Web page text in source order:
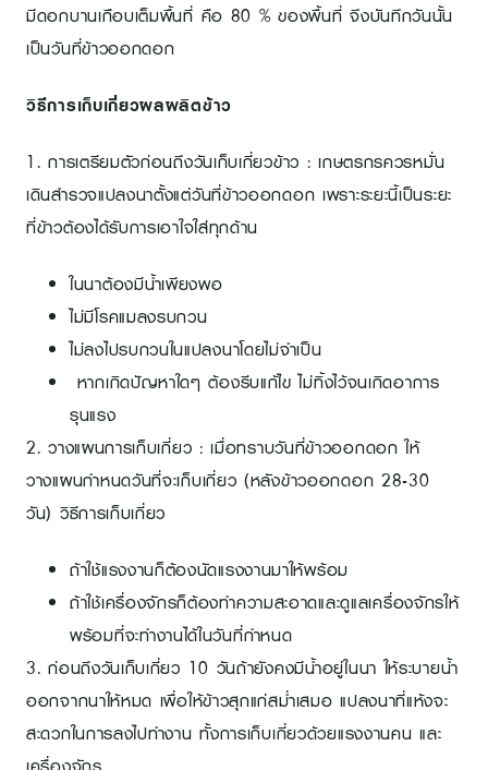
มีดอกบานเกือบเต็มพื้นที่ คือ 80 % ของพื้นที่ จึงบันทึกวันนั้น
เป็นวันที่ข้าวออกดอก
วิธีการเก็บเกี่ยวผลผลิตข้าว
1. การเตรียมตัวก่อนถึงวันเก็บเกี่ยวข้าว : เกษตรกรควรหมั่น
เดินสำรวจแปลงนาตั้งแต่วันที่ข้าวออกดอก เพราะระยะนี้เป็นระยะ
ที่ข้าวต้องได้รับการเอาใจใส่ทุกด้าน
ในนาต้องมีน้ำเพียงพอ
ไม่มีโรคแมลงรบกวน
ไม่ลงไปรบกวนในแปลงนาโดยไม่จำเป็น
หากเกิดปัญหาใดๆ ต้องรีบแก้ไข ไม่ทิ้งไว้จนเกิดอาการ
รุนแรง
2. วางแผนการเก็บเกี่ยว : เมื่อทราบวันที่ข้าวออกดอก ให้
วางแผนกำหนดวันที่จะเก็บเกี่ยว (หลังข้าวออกดอก 28-30
วัน) วิธีการเก็บเกี่ยว
ถ้าใช้แรงงานก็ต้องนัดแรงงานมาให้พร้อม
ถ้าใช้เครื่องจักรก็ต้องทำความสะอาดและดูแลเครื่องจักรให้
พร้อมที่จะทำงานได้ในวันที่กำหนด
3. ก่อนถึงวันเก็บเกี่ยว 10 วันถ้ายังคงมีน้ำอยู่ในนา ให้ระบายน้ำ
ออกจากนาให้หมด เพื่อให้ข้าวสุกแก่สม่ำเสมอ แปลงนาที่แห้งจะ
สะดวกในการลงไปทำงาน ทั้งการเก็บเกี่ยวด้วยแรงงานคน และ